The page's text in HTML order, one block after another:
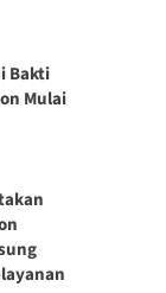
Bakti
Mulai